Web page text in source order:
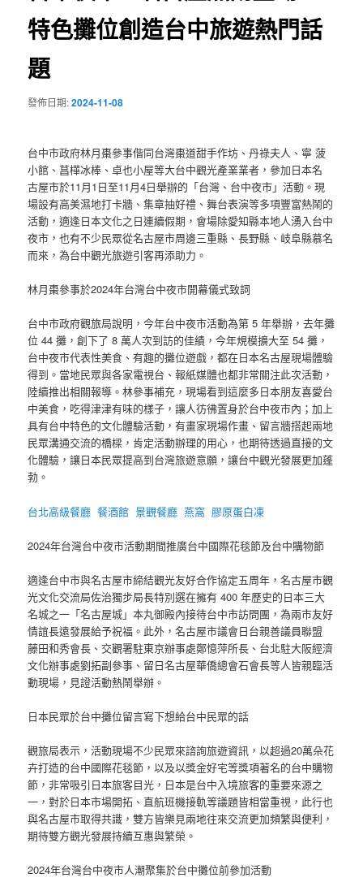
特色攤位創造台中旅遊熱門話
題
發佈日期:2024-11-08
台中市政府林月棗參事偕同台灣棗道甜手作坊、丹祿夫人、寧 菠
小館、菖樺冰棒、卓也小屋等大台中觀光產業業者，參加日本名
古屋市於11月1日至11月4日舉辦的「台灣、台中夜市」活動。現
場設有高美濕地打卡牆、集章抽好禮、舞台表演等多項豐富熱鬧的
活動，適逢日本文化之日連續假期，會場除愛知縣本地人湧入台中
夜市，也有不少民眾從名古屋市周邊三重縣、長野縣、岐阜縣慕名
而來，為台中觀光旅遊引客再添助力。
林月棗參事於2024年台灣台中夜市開幕儀式致詞
台中市政府觀旅局說明，今年台中夜市活動為第 5 年舉辦，去年攤
位 44 攤，創下了 8 萬人次到訪的佳績，今年規模擴大至 54 攤，
台中夜市代表性美食、有趣的攤位遊戲，都在日本名古屋現場體驗
得到。當地民眾與各家電視台、報紙媒體也都非常關注此次活動，
陸續推出相關報導。林參事補充，現場看到這麼多日本朋友喜愛台
中美食，吃得津津有味的樣子，讓人彷彿置身於台中夜市內；加上
具有台中特色的文化體驗活動，有畫家現場作畫、留言牆搭起兩地
民眾溝通交流的橋樑，肯定活動辦理的用心，也期待透過直接的文
化體驗，讓日本民眾提高到台灣旅遊意願，讓台中觀光發展更加蓬
勃。
台北高級餐廳 餐酒館 景觀餐廳 燕窩 膠原蛋白凍
2024年台灣台中夜市活動期間推廣台中國際花毯節及台中購物節
適逢台中市與名古屋市締結觀光友好合作協定五周年，名古屋市觀
光文化交流局佐治獨步局長特別選在擁有 400 年歷史的日本三大
名城之一「名古屋城」本丸御殿內接待台中市訪問團，為兩市友好
情誼長遠發展給予祝福。此外，名古屋市議會日台親善議員聯盟
藤田和秀會長、交觀署駐東京辦事處鄭憶萍所長、台北駐大阪經濟
文化辦事處劉拓副參事、留日名古屋華僑總會石會長等人皆親臨活
動現場，見證活動熱鬧舉辦。
日本民眾於台中攤位留言寫下想給台中民眾的話
觀旅局表示，活動現場不少民眾來諮詢旅遊資訊，以超過20萬朵花
卉打造的台中國際花毯節，以及以獎金好宅等獎項著名的台中購物
節，非常吸引日本旅客目光，日本是台中入境旅客的重要來源之
一，對於日本市場開拓、直航班機接軌等議題皆相當重視，此行也
與名古屋市取得共識，雙方皆樂見兩地往來交流更加頻繁與便利，
期待雙方觀光發展持續互惠與繁榮。
2024年台灣台中夜市人潮聚集於台中攤位前參加活動